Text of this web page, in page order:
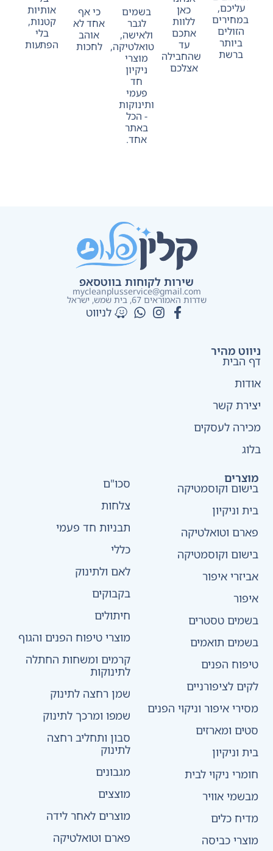
עליכם,
במחירים
הזולים
ביותר
ברשת
כאן
ללוות
אתכם
עד
שהחבילה
אצלכם
בשמים
לגבר
ולאישה,
טואלטיקה,
מוצרי
ניקיון
חד
פעמי
ותינוקות
- הכל
באתר
אחד.
כי אף
אחד לא
אוהב
לחכות
אותיות
קטנות,
בלי
הפתעות
שירות לקוחות בווטסאפ
mycleanplusservice@gmail.com
שדרות האמוראים 67, בית שמש​, ישראל
לניווט
ניווט מהיר
דף הבית
אודות
יצירת קשר
מכירה לעסקים
בלוג
מוצרים
בישום וקוסמטיקה
בית וניקיון
פארם וטואלטיקה
בישום וקוסמטיקה
אביזרי איפור
איפור
בשמים טסטרים
בשמים תואמים
טיפוח הפנים
לקים לציפורניים
מסירי איפור וניקוי הפנים
סטים ומארזים
בית וניקיון
חומרי ניקוי לבית
מבשמי אוויר
מדיח כלים
מוצרי כביסה
סכו"ם
צלחות
תבניות חד פעמי
כללי
לאם ולתינוק
בקבוקים
חיתולים
מוצרי טיפוח הפנים והגוף
קרמים ומשחות החתלה
לתינוקות
שמן רחצה לתינוק
שמפו ומרכך לתינוק
סבון ותחליב רחצה
לתינוק
מגבונים
מוצצים
מוצרים לאחר לידה
פארם וטואלטיקה